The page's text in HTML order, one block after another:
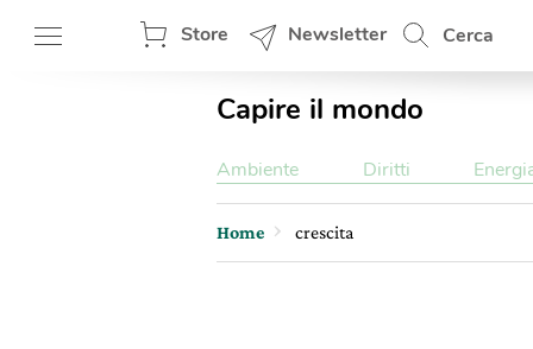
Store Newsletter Cerca
Capire il mondo
Ambiente Diritti
Home crescita